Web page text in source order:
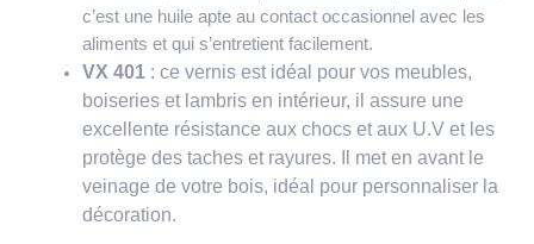
c’est une huile apte au contact occasionnel avec les
aliments et qui s’entretient facilement.
VX 401 : ce vernis est idéal pour vos meubles,
boiseries et lambris en intérieur, il assure une
excellente résistance aux chocs et aux U.V et les
protège des taches et rayures. Il met en avant le
veinage de votre bois, idéal pour personnaliser la
décoration.